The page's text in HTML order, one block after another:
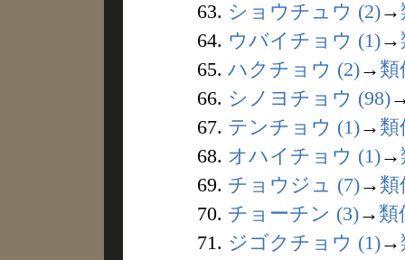
63. ショウチュウ (2)→
64. ウバイチョウ (1)→
65. ハクチョウ (2)→ 類
66. シノヨチョウ (98)
67. テンチョウ (1)→ 類
68. オハイチョウ (1)→
69. チョウジュ (7)→ 類
70. チョーチン (3)→ 類
71. ジゴクチョウ (1)→